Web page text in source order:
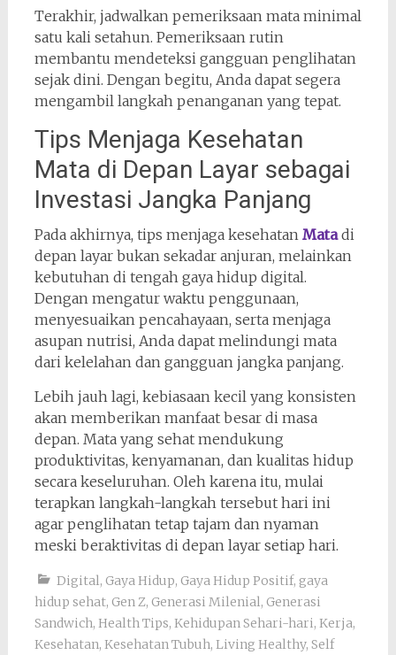
Terakhir, jadwalkan pemeriksaan mata minimal
satu kali setahun. Pemeriksaan rutin
membantu mendeteksi gangguan penglihatan
sejak dini. Dengan begitu, Anda dapat segera
mengambil langkah penanganan yang tepat.
Tips Menjaga Kesehatan
Mata di Depan Layar sebagai
Investasi Jangka Panjang
Pada akhirnya, tips menjaga kesehatan Matadi
depan layar bukan sekadar anjuran, melainkan
kebutuhan di tengah gaya hidup digital.
Dengan mengatur waktu penggunaan,
menyesuaikan pencahayaan, serta menjaga
asupan nutrisi, Anda dapat melindungi mata
dari kelelahan dan gangguan jangka panjang.
Lebih jauh lagi, kebiasaan kecil yang konsisten
akan memberikan manfaat besar di masa
depan. Mata yang sehat mendukung
produktivitas, kenyamanan, dan kualitas hidup
secara keseluruhan. Oleh karena itu, mulai
terapkan langkah-langkah tersebut hari ini
agar penglihatan tetap tajam dan nyaman
meski beraktivitas di depan layar setiap hari.
Digital, Gaya Hidup, Gaya Hidup Positif, gaya
hidup sehat, Gen Z, Generasi Milenial, Generasi
Sandwich, Health Tips, Kehidupan Sehari-hari, Kerja,
Kesehatan, Kesehatan Tubuh, Living Healthy, Self